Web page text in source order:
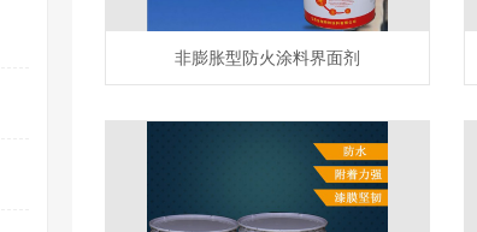
非膨胀型防火涂料界面剂